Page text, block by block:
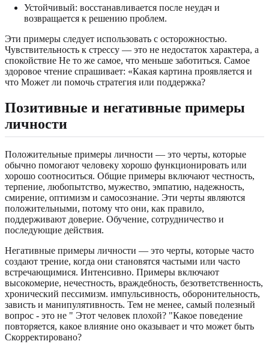
Устойчивый: восстанавливается после неудач и
возвращается к решению проблем.
Эти примеры следует использовать с осторожностью.
Чувствительность к стрессу — это не недостаток характера, а
спокойствие Не то же самое, что меньше заботиться. Самое
здоровое чтение спрашивает: «Какая картина проявляется и
что Может ли помочь стратегия или поддержка?
Позитивные и негативные примеры
личности
Положительные примеры личности — это черты, которые
обычно помогают человеку хорошо функционировать или
хорошо соотноситься. Общие примеры включают честность,
терпение, любопытство, мужество, эмпатию, надежность,
смирение, оптимизм и самосознание. Эти черты являются
положительными, потому что они, как правило,
поддерживают доверие. Обучение, сотрудничество и
последующие действия.
Негативные примеры личности — это черты, которые часто
создают трение, когда они становятся частыми или часто
встречающимися. Интенсивно. Примеры включают
высокомерие, нечестность, враждебность, безответственность,
хронический пессимизм. импульсивность, оборонительность,
зависть и манипулятивность. Тем не менее, самый полезный
вопрос - это не " Этот человек плохой? "Какое поведение
повторяется, какое влияние оно оказывает и что может быть
Скорректировано?